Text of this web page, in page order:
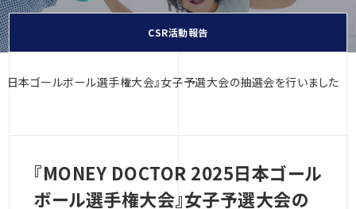
CSR活動報告
日本ゴールボール選手権大会』女子予選大会の抽選会を行いました
『MONEY DOCTOR 2025日本ゴール
ボール選手権大会』女子予選大会の